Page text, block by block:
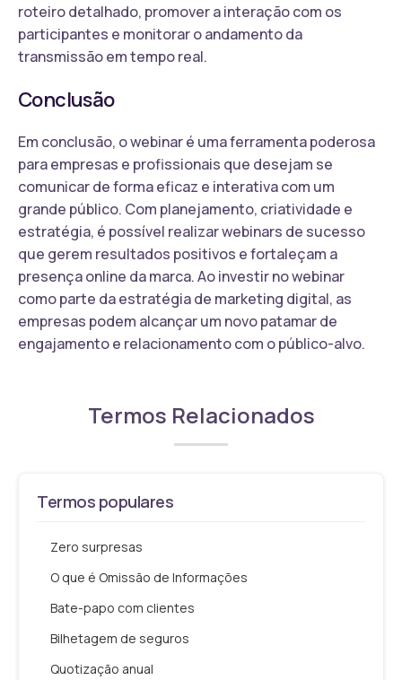
roteiro detalhado, promover a interação com os
participantes e monitorar o andamento da
transmissão em tempo real.
Conclusão
Em conclusão, o webinar é uma ferramenta poderosa
para empresas e profissionais que desejam se
comunicar de forma eficaz e interativa com um
grande público. Com planejamento, criatividade e
estratégia, é possível realizar webinars de sucesso
que gerem resultados positivos e fortaleçam a
presença online da marca. Ao investir no webinar
como parte da estratégia de marketing digital, as
empresas podem alcançar um novo patamar de
engajamento e relacionamento com o público-alvo.
Termos Relacionados
Termos populares
Zero surpresas
O que é Omissão de Informações
Bate-papo com clientes
Bilhetagem de seguros
Quotização anual